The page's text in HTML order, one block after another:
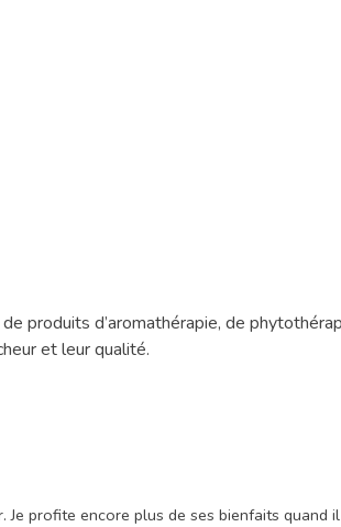
produits d’aromathérapie, de
et leur qualité.
profite encore plus de ses bienfaits quand